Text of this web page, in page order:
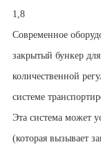
1,8
Современное
закрытый бункер
количественной
системе
Эта система может
(которая вызывает